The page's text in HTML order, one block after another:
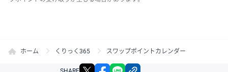
ホーム くりっく365 スワップポイントカレンダー
X facebook